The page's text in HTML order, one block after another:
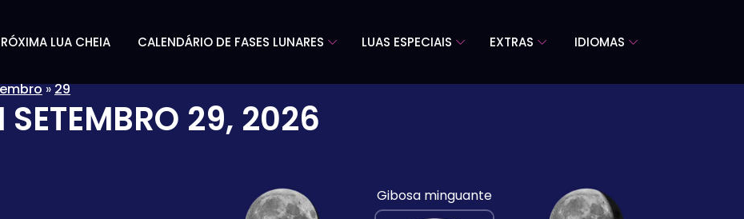
LUA CHEIA CALENDÁRIO DE FASES LUNARES LUAS ESPECIAIS EXTRAS IDIOMAS
»29
SETEMBRO 29, 2026
Gibosa minguante